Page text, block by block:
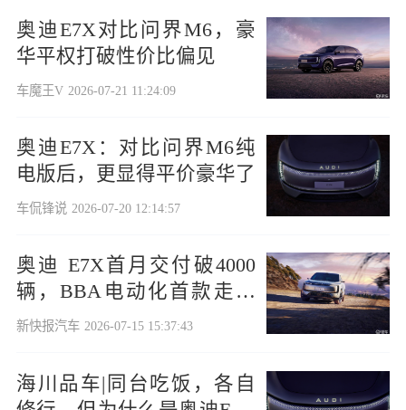
奥迪E7X对比问界M6，豪
华平权打破性价比偏见
车魔王V 2026-07-21 11:24:09
奥迪E7X：对比问界M6纯
电版后，更显得平价豪华了
车侃锋说 2026-07-20 12:14:57
奥迪 E7X首月交付破4000
辆，BBA电动化首款走量
车
新快报汽车 2026-07-15 15:37:43
海川品车|同台吃饭，各自